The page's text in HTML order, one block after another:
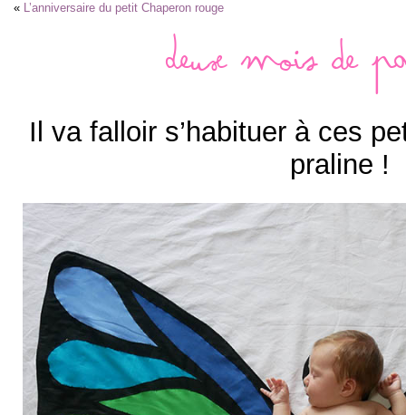
« L’anniversaire du petit Chaperon rouge
Deux mois de
Il va falloir s’habituer à ces
praline !